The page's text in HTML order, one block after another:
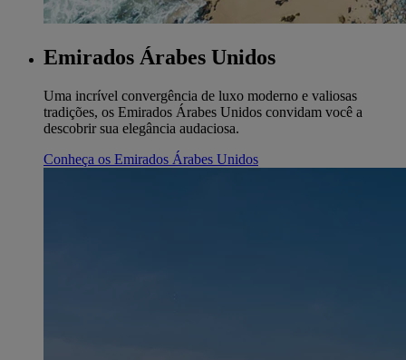
Emirados Árabes Unidos
Uma incrível convergência de luxo moderno e valiosas
tradições, os Emirados Árabes Unidos convidam você a
descobrir sua elegância audaciosa.
Conheça os Emirados Árabes Unidos